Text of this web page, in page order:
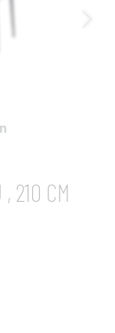
210 CM